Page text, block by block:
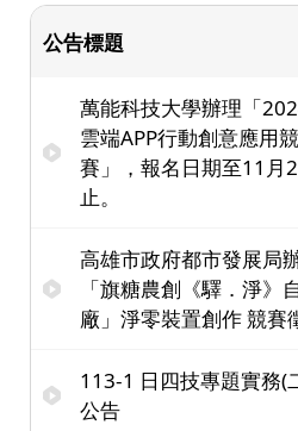
公告標題
萬能科技大學辦理「
雲端APP行動創意應用競
賽」，報名日期至11月
止。
高雄市政府都市發展局
「旗糖農創《驛．淨》
廠」淨零裝置創作 競賽
113-1 日四技專題實務(
公告